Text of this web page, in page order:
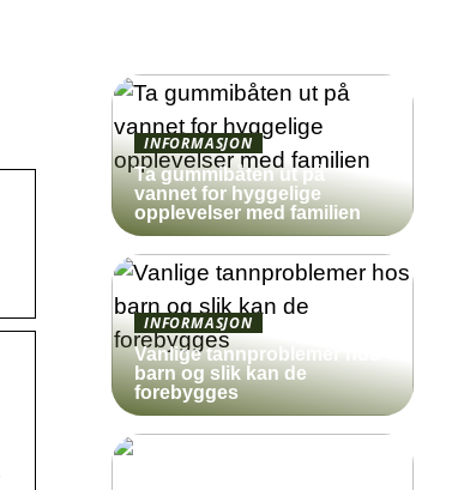
INFORMASJON
Ta gummibåten ut på
vannet for hyggelige
opplevelser med familien
INFORMASJON
Vanlige tannproblemer hos
barn og slik kan de
forebygges